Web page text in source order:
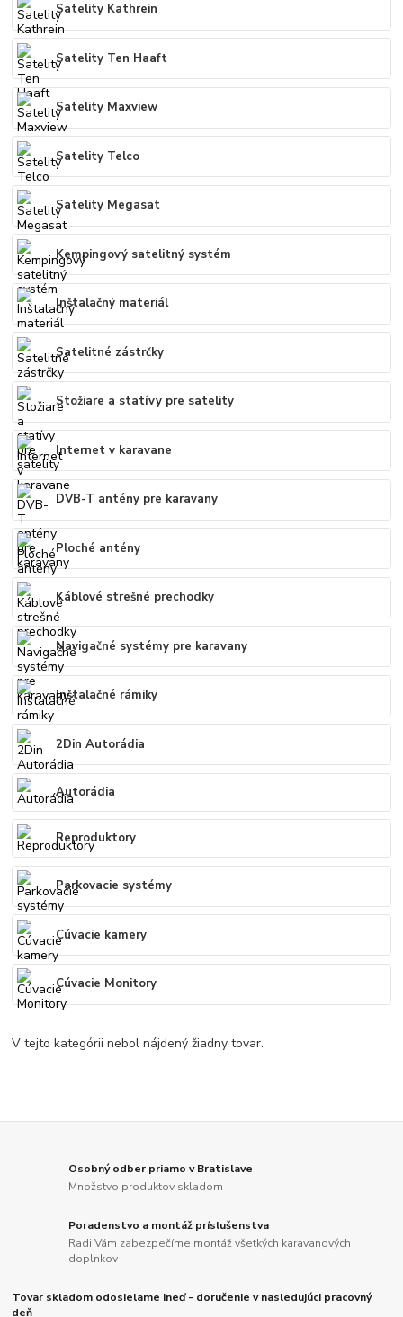
Satelity Kathrein
Satelity Ten Haaft
Satelity Maxview
Satelity Telco
Satelity Megasat
Kempingový satelitný systém
Inštalačný materiál
Satelitné zástrčky
Stožiare a statívy pre satelity
Internet v karavane
DVB-T antény pre karavany
Ploché antény
Káblové strešné prechodky
Navigačné systémy pre karavany
Inštalačné rámiky
2Din Autorádia
Autorádia
Reproduktory
Parkovacie systémy
Cúvacie kamery
Cúvacie Monitory
V tejto kategórii nebol nájdený žiadny tovar.
Osobný odber priamo v Bratislave
Množstvo produktov skladom
Poradenstvo a montáž príslušenstva
Radi Vám zabezpečíme montáž všetkých karavanových
doplnkov
Tovar skladom odosielame ineď - doručenie v nasledujúci pracovný
deň